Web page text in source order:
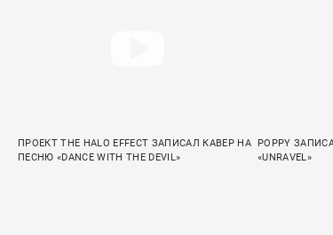
ПРОЕКТ THE HALO EFFECT ЗАПИСАЛ КАВЕР НА
ПЕСНЮ «DANCE WITH THE DEVIL»
POPPY
«UNRAVEL»